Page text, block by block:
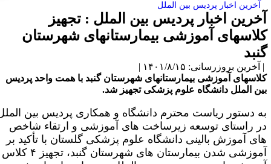
پردیس بین الملل
اخبار پردیس بین الملل : تجهیز
آموزشی بیمارستانهای شهرستان
۱۴۰۱/۸/۱۵ |
آموزشی بیمارستانهای شهرستان گنبد با همت واحد پردیس
دانشگاه علوم پزشکی تجهیز شد.
ریاست محترم دانشگاه و همکاری پردیس بین الملل
توسعه زیرساخت های آموزشی و ارتقاء شاخص
بالینی دانشگاه علوم پزشکی گلستان با تأکید بر
آموزشی شدن بیمارستان های شهرستان گنبد، تجهیز ۴ کلاس